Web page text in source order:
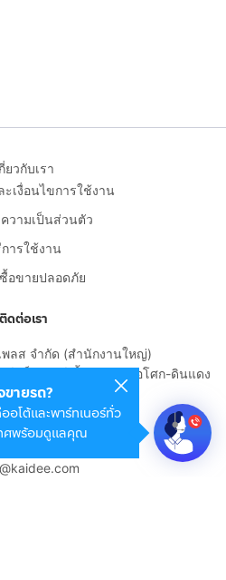
ขายรถ?
อโต้และพาร์ทเนอร์ทั่ว
ทศพร้อมดูแลคุณ
ยวกับเรา
เงื่อนไขการใช้งาน
วามเป็นส่วนตัว
ารใช้งาน
อขายปลอดภัย
ติดต่อเรา
พลส จำกัด (สำนักงานใหญ่)
น์ เซ็นเตอร์ ชั้น 22 ถนนอโศก-ดินแดง
ดง เขตดินแดง
มหานคร 10400